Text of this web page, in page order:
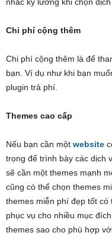
nhắc kỹ lưỡng khi chọn
Chi phí cộng thêm
Chi phí cộng thêm là để
bạn. Ví dụ như khi bạn
plugin trả phí.
Themes cao cấp
Nếu bạn cần một website
trọng để trình bày các dịch
sẽ cần một themes mạnh
cũng có thể chọn themes
themes miễn phí đẹp tốt
phục vụ cho nhiều mục
themes sao cho phù hợp